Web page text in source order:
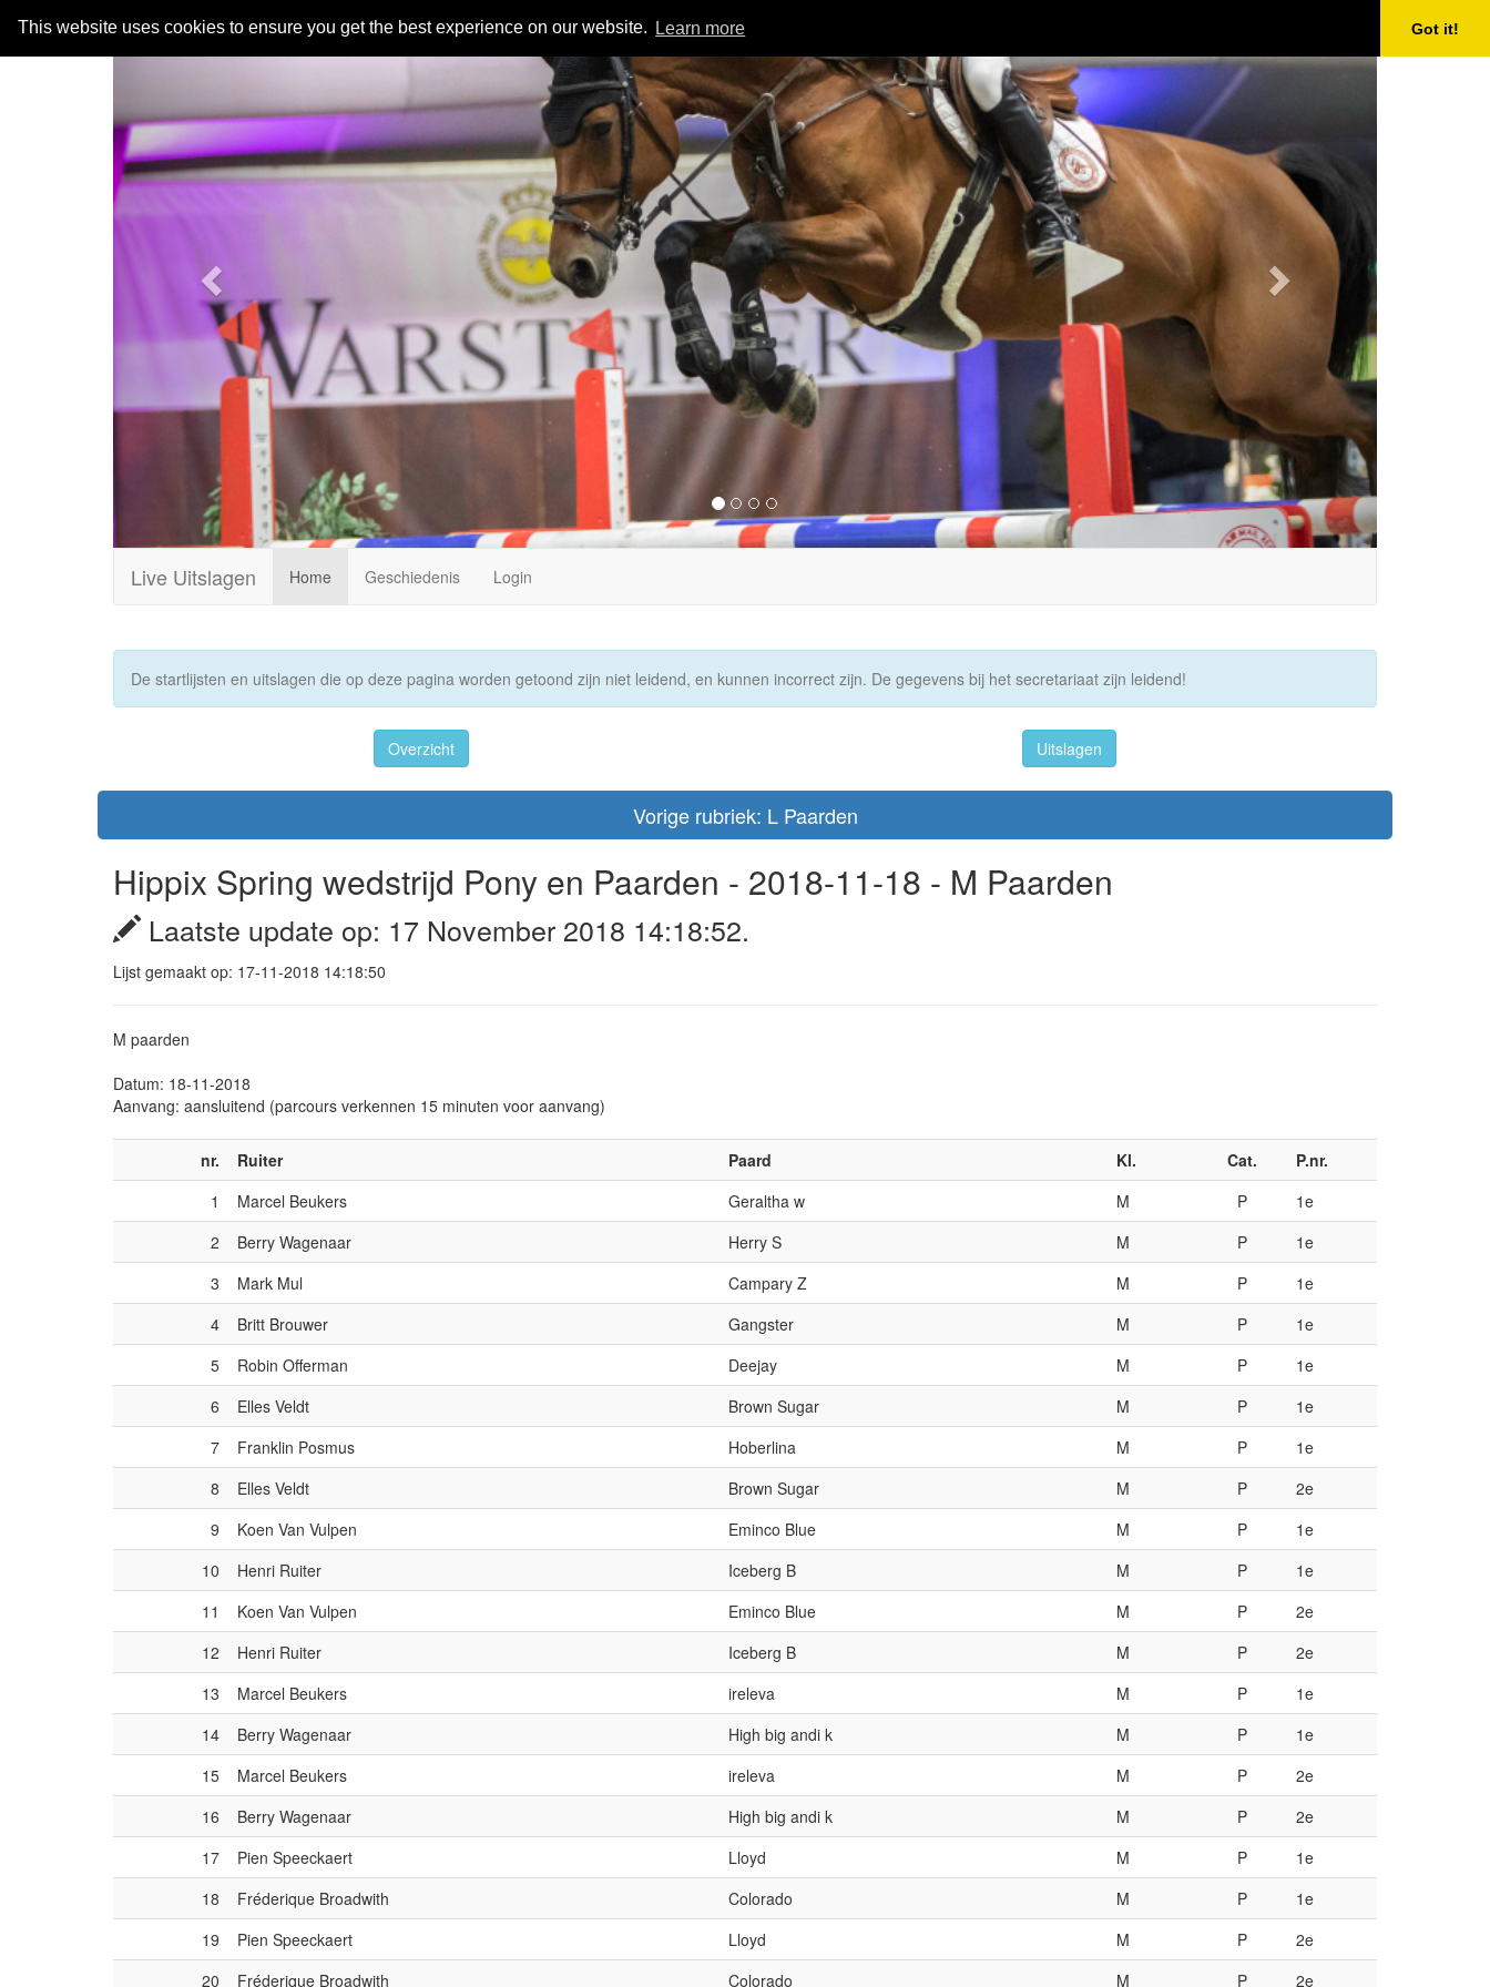
This website uses cookies to ensure you get the best experience on our website. Learn more Got it!
Previous
Live Uitslagen Home Geschiedenis Login
De startlijsten en uitslagen die op deze pagina worden getoond zijn niet leidend, en kunnen incorrect zijn. De gegevens bij het secretariaat zijn leidend!
Overzicht Uitslagen
Vorige rubriek: L Paarden
Hippix Spring wedstrijd Pony en Paarden - 2018-11-18 - M Paarden
Laatste update op: 17 November 2018 14:18:52.
Lijst gemaakt op: 17-11-2018 14:18:50
M paarden
Datum: 18-11-2018
Aanvang: aansluitend (parcours verkennen 15 minuten voor aanvang)
nr. Ruiter Paard Kl. Cat.
P.nr.
1
Marcel Beukers Geraltha w M P
1e
2
Berry Wagenaar Herry S M P
1e
3
Mark Mul Campary Z M P
1e
4
Britt Brouwer Gangster M P
1e
5
Robin Offerman Deejay M P
1e
6
Elles Veldt Brown Sugar M P
1e
7
Franklin Posmus Hoberlina M P
1e
8
Elles Veldt Brown Sugar M P
2e
9
Koen Van Vulpen Eminco Blue M P
1e
10
Henri Ruiter Iceberg B M P
1e
11
Koen Van Vulpen Eminco Blue M P
2e
12
Henri Ruiter Iceberg B M P
2e
13
Marcel Beukers ireleva M P
1e
14
Berry Wagenaar High big andi k M P
1e
15
Marcel Beukers ireleva M P
2e
16
Berry Wagenaar High big andi k M P
2e
17
Pien Speeckaert Lloyd M P
1e
18
Fréderique Broadwith Colorado M P
1e
19
Pien Speeckaert Lloyd M P
2e
20
Fréderique Broadwith Colorado M P 2e